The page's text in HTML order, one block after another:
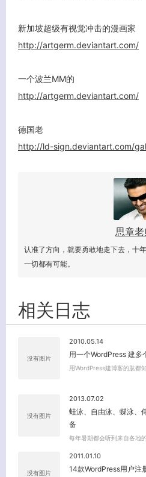
新加坡超级有视觉冲击的漫画家
http://artgerm.deviantart.com/
一个波兰MM的
http://artgerm.deviantart.com/
德国老
http://ld-sign.deviantart.com/
思章
认准了方向，就要勇敢地走下去，十
一切都有可能。
相关日志
没有图片
2010.05.14
用一个WordPress 建多
用WordPress建博客的肱都
没有图片
2013.07.02
蛙泳、自由泳、蝶泳、
备
每年暑期都会听到来自各地
没有图片
2011.01.10
14款WordPress用户注